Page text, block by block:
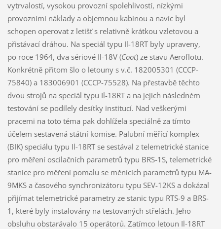
vytrvalostí, vysokou provozní spolehlivostí, nízkými
provozními náklady a objemnou kabinou a navíc byl
schopen operovat z letišť s relativně krátkou vzletovou a
přistávací dráhou. Na speciál typu Il-18RT byly upraveny,
po roce 1964, dva sériové Il-18V (Coot) ze stavu Aeroflotu.
Konkrétně přitom šlo o letouny s v.č. 182005301 (CCCP-
75840) a 183006901 (CCCP-75528). Na přestavbě těchto
dvou strojů na speciál typu Il-18RT a na jejich následném
testování se podílely desítky institucí. Nad veškerými
pracemi na toto téma pak dohlížela speciálně za tímto
účelem sestavená státní komise. Palubní měřící komplex
(BIK) speciálu typu Il-18RT se sestával z telemetrické stanice
pro měření oscilačních parametrů typu BRS-1S, telemetrické
stanice pro měření pomalu se měnících parametrů typu MA-
9MKS a časového synchronizátoru typu SEV-12KS a dokázal
přijímat telemetrické parametry ze stanic typu RTS-9 a BRS-
1, které byly instalovány na testovaných střelách. Jeho
obsluhu obstarávalo 15 operátorů. Zatímco letoun Il-18RT